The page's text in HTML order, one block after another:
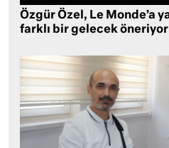
Özgür Özel, Le Monde’a
farklı bir gelecek